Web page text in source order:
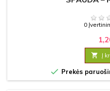
0
 Į
 Prekės